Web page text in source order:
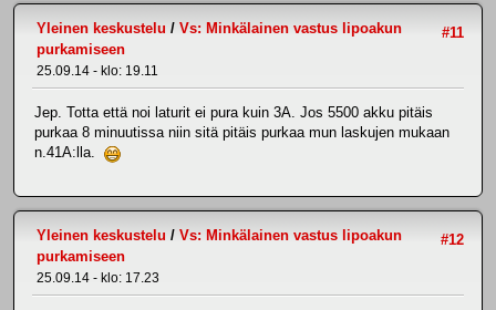
#11
Yleinen keskustelu / Vs: Minkälainen vastus lipoakun
purkamiseen
25.09.14 - klo: 19.11
Jep. Totta että noi laturit ei pura kuin 3A. Jos 5500 akku pitäis
purkaa 8 minuutissa niin sitä pitäis purkaa mun laskujen mukaan
n.41A:lla.
#12
Yleinen keskustelu / Vs: Minkälainen vastus lipoakun
purkamiseen
25.09.14 - klo: 17.23